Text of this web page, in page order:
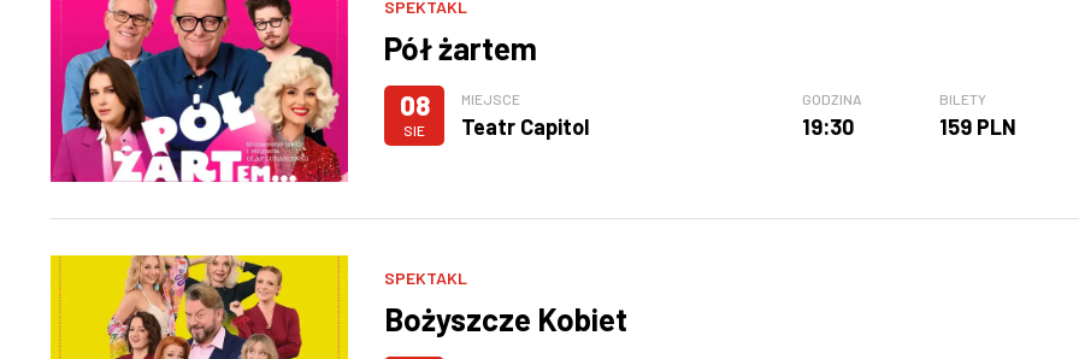
SPEKTAKL
Pół żartem
08
SIE
MIEJSCE
Teatr Capitol
GODZINA
19:30
BILETY
159 PLN
SPEKTAKL
Bożyszcze Kobiet